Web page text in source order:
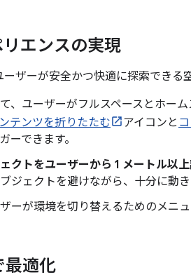
エンスの実現
ザーが安全かつ快適に探索できる
、ユーザーがフルスペースとホー
テンツを折りたたむ アイコンと
ーできます。
クトをユーザーから 1 メートル以
ジェクトを避けながら、十分に動き
ーが環境を切り替えるためのメニュ
最適化